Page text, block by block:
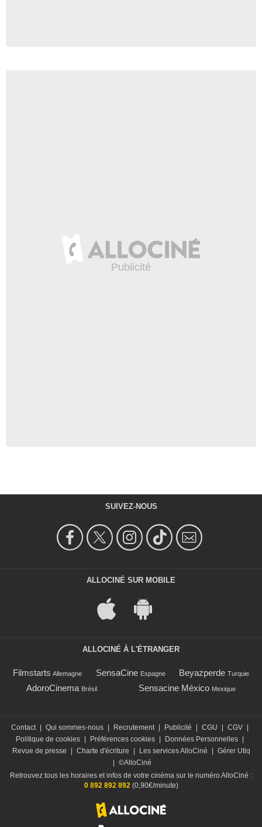
SUIVEZ-NOUS
ALLOCINÉ SUR MOBILE
ALLOCINÉ À L'ÉTRANGER
Filmstarts Allemagne SensaCine Espagne Beyazperde Turquie
AdoroCinema Brésil Sensacine México Mexique
Contact | Qui sommes-nous | Recrutement | Publicité | CGU | CGV |
Politique de cookies | Préférences cookies | Données Personnelles |
Revue de presse
| Charte d'écriture | Les services AlloCiné | Gérer Utiq
| ©AlloCiné
Retrouvez tous les horaires et infos de votre cinéma sur le numéro AlloCiné :
0 892 892 892(0,90€/minute)